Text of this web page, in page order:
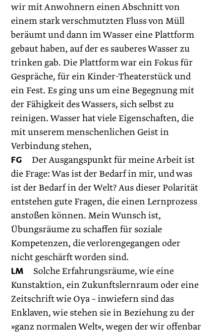
wir mit Anwohnern einen Abschnitt von
einem stark verschmutzten Fluss von Müll
beräumt und dann im Wasser eine Plattform
gebaut haben, auf der es sauberes Wasser zu
trinken gab. Die Plattform war ein Fokus für
Gespräche, für ein Kinder-Theaterstück und
ein Fest. Es ging uns um eine Begegnung mit
der Fähigkeit des Wassers, sich selbst zu
reinigen. Wasser hat viele Eigenschaften, die
mit unserem menschenlichen Geist in
Verbindung stehen,
FG Der Ausgangspunkt für meine Arbeit ist
die Frage: Was ist der Bedarf in mir, und was
ist der Bedarf in der Welt? Aus dieser Polarität
entstehen gute Fragen, die einen Lernprozess
anstoßen können. Mein Wunsch ist,
Übungsräume zu schaffen für soziale
Kompetenzen, die verlorengegangen oder
nicht geschärft worden sind.
LM Solche Erfahrungsräume, wie eine
Kunstaktion, ein Zukunftslernraum oder eine
Zeitschrift wie Oya – inwiefern sind das
Enklaven, wie stehen sie in Beziehung zu der
»ganz normalen Welt«, wegen der wir offenbar